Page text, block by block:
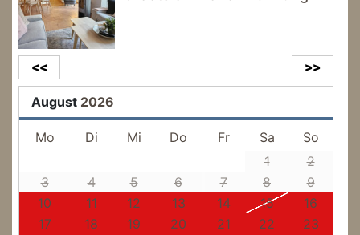
>>
<<
August 2026
Mo Di Mi Do Fr Sa
So
1
2
3
4 5 6 7 8
9
10
11 12 13 14 15
16
17
18 19 20 21 22
23